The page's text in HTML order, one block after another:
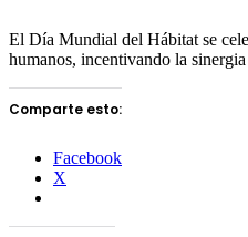
El Día Mundial del Hábitat se
humanos, incentivando la
Comparte esto:
Facebook
X